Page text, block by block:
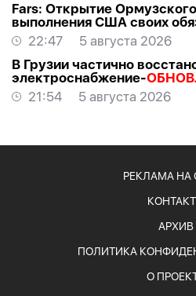
Fars: Открытие
выполнения США своих
22:47
5 августа 2026
В Грузии частично
электроснабжение-
21:54
5 августа 2026
РЕКЛАМА НА
АРХИВ
ПОЛИТИКА
О